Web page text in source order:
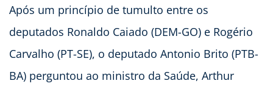
Após um princípio de tumulto entre os
deputados Ronaldo Caiado (DEM-GO) e Rogério
Carvalho (PT-SE), o deputado Antonio Brito (PTB-
BA) perguntou ao ministro da Saúde, Arthur